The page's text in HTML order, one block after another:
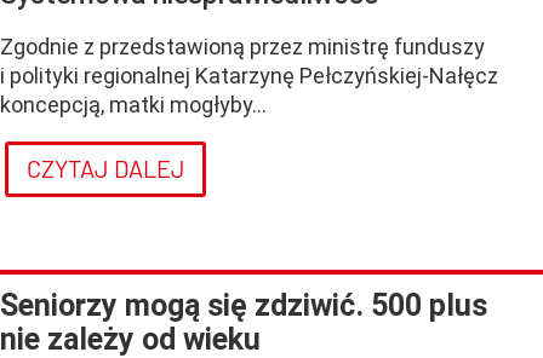
Zgodnie z przedstawioną przez ministrę funduszy
i polityki regionalnej Katarzynę Pełczyńskiej-Nałęcz
koncepcją, matki mogłyby...
CZYTAJ DALEJ
Seniorzy mogą się zdziwić. 500 plus
nie zależy od wieku